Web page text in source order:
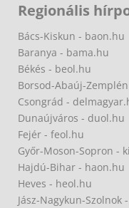
Regionális
Bács-Kiskun - baon.hu
Baranya - bama.hu
Békés - beol.hu
Borsod-Abaúj-
Csongrád -
Dunaújváros - duol.hu
Fejér - feol.hu
Győr-Moson-Sopron -
Hajdú-Bihar - haon.hu
Heves - heol.hu
Jász-Nagykun-Szolnok